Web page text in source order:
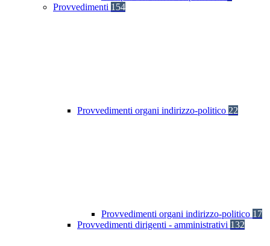
Provvedimenti 154
Provvedimenti organi indirizzo-politico 22
Provvedimenti organi indirizzo-politico 17
Provvedimenti dirigenti - amministrativi 132